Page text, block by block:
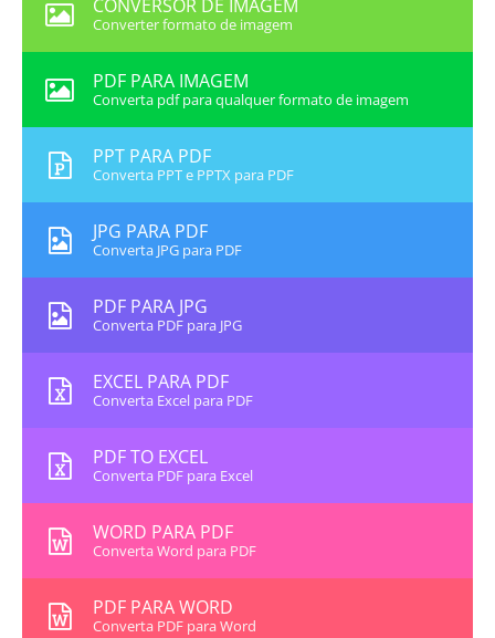
CONVERSOR DE IMAGEM
Converter formato de imagem
PDF PARA IMAGEM
Converta pdf para qualquer formato de imagem
PPT PARA PDF
Converta PPT e PPTX para PDF
JPG PARA PDF
Converta JPG para PDF
PDF PARA JPG
Converta PDF para JPG
EXCEL PARA PDF
Converta Excel para PDF
PDF TO EXCEL
Converta PDF para Excel
WORD PARA PDF
Converta Word para PDF
PDF PARA WORD
Converta PDF para Word